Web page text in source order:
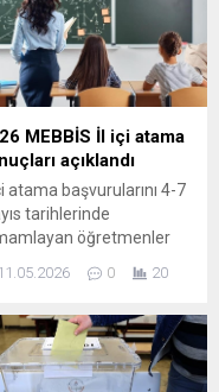
MEBBİS İl içi atama
açıklandı
atama başvurularını 4-7
tarihlerinde
öğretmenler
sonuçlar MEB
ilan edildi.
bilgilerine
için MEBBİS
sorgulama
0 20